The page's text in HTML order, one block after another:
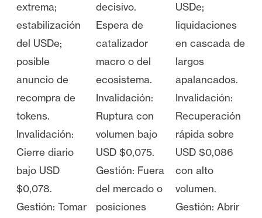
extrema;
estabilización
del USDe;
posible
anuncio de
recompra de
tokens.
Invalidación:
Cierre diario
bajo USD
$0,078.
Gestión: Tomar
decisivo.
Espera de
catalizador
macro o del
ecosistema.
Invalidación:
Ruptura con
volumen bajo
USD $0,075.
Gestión: Fuera
del mercado o
posiciones
USDe;
liquidaciones
en cascada de
largos
apalancados.
Invalidación:
Recuperación
rápida sobre
USD $0,086
con alto
volumen.
Gestión: Abrir